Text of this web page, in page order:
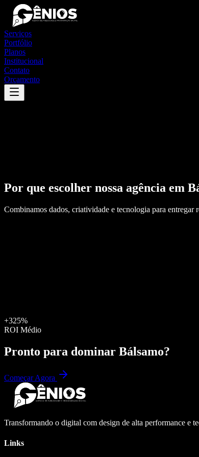
Serviços
Portfólio
Planos
Institucional
Contato
Orçamento
Por que escolher nossa agência em
Combinamos dados, criatividade e tecnologia para entregar
+325%
ROI Médio
Pronto para dominar Bálsamo?
Começar Agora
Transformando o digital com design de alta performance e
Links